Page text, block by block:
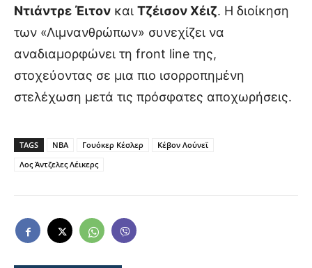
Ντιάντρε Έιτον και Τζέισον Χέιζ. Η διοίκηση
των «Λιμνανθρώπων» συνεχίζει να
αναδιαμορφώνει τη front line της,
στοχεύοντας σε μια πιο ισορροπημένη
στελέχωση μετά τις πρόσφατες αποχωρήσεις.
TAGS NBA Γουόκερ Κέσλερ
Κέβον Λούνεϊ
Λος Άντζελες Λέικερς